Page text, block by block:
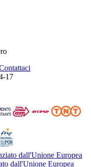
17
dall'Unione Europea
dall'Unione Europea